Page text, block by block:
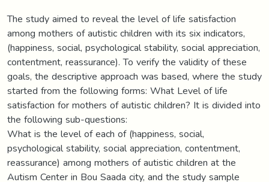
The study aimed to reveal the level of life satisfaction
among mothers of autistic children with its six indicators,
(happiness, social, psychological stability, social appreciation,
contentment, reassurance). To verify the validity of these
goals, the descriptive approach was based, where the study
started from the following forms: What Level of life
satisfaction for mothers of autistic children? It is divided into
the following sub-questions:
What is the level of each of (happiness, social,
psychological stability, social appreciation, contentment,
reassurance) among mothers of autistic children at the
Autism Center in Bou Saada city, and the study sample